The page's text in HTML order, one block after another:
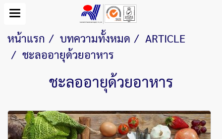
หน้าแรก บทความทั้งหมด
ARTICLE
ชะลออายุด้วยอาหาร
ชะลออายุด้วยอาหาร